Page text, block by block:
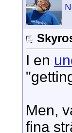
I en
Men,
fina